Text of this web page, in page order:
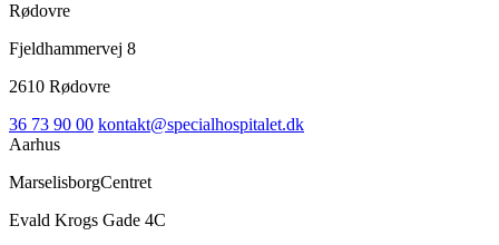
Rødovre
Fjeldhammervej 8
2610 Rødovre
36 73 90 00 kontakt@specialhospitalet.dk
Aarhus
MarselisborgCentret
Evald Krogs Gade 4C